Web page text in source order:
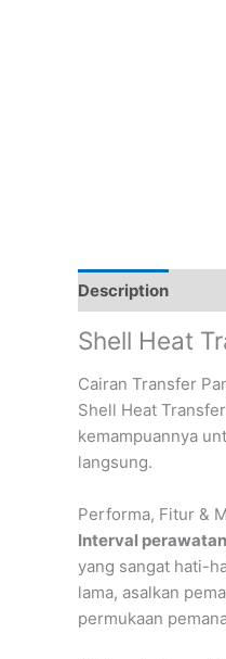
Description
Shell Heat
Cairan Transfer
Shell Heat
kemampuannya
langsung.
Performa, Fitur &
Interval
yang sangat hati-
lama, asalkan
permukaan